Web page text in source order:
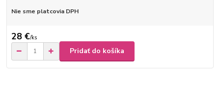
Nie sme platcovia DPH
28 €/ks
Pridať do košíka